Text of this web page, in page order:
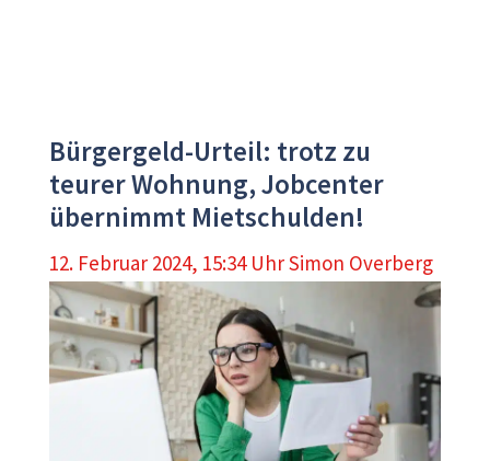
Bürgergeld-Urteil: trotz zu
teurer Wohnung, Jobcenter
übernimmt Mietschulden!
12. Februar 2024, 15:34 UhrSimon Overberg